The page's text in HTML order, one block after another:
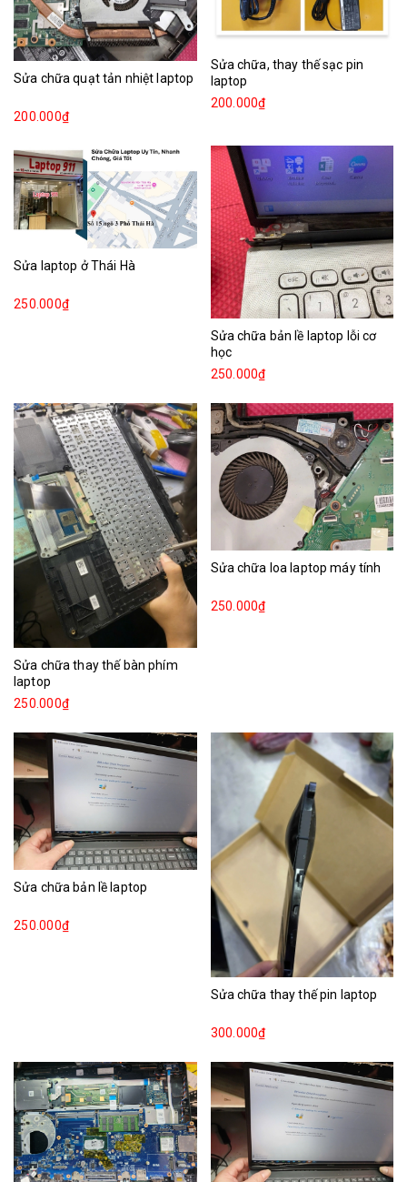
Sửa chữa quạt tản nhiệt laptop
200.000₫
Sửa chữa, thay thế sạc pin
laptop
200.000₫
Sửa laptop ở Thái Hà
250.000₫
Sửa chữa bản lề laptop lỗi cơ
học
250.000₫
Sửa chữa thay thế bàn phím
laptop
250.000₫
Sửa chữa loa laptop máy tính
250.000₫
Sửa chữa bản lề laptop
250.000₫
Sửa chữa thay thế pin laptop
300.000₫